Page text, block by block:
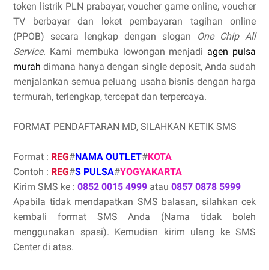
token listrik PLN prabayar, voucher game online, voucher
TV berbayar dan loket pembayaran tagihan online
(PPOB) secara lengkap dengan slogan
One Chip All
Service. Kami membuka lowongan menjadi agen pulsa
murah dimana hanya dengan single deposit, Anda sudah
menjalankan semua peluang usaha bisnis dengan harga
termurah, terlengkap, tercepat dan terpercaya.
FORMAT PENDAFTARAN MD, SILAHKAN KETIK SMS
Format : REG#NAMA OUTLET#KOTA
Contoh : REG#S PULSA#YOGYAKARTA
Kirim SMS ke : 0852 0015 4999 atau 0857 0878 5999
Apabila tidak mendapatkan SMS balasan, silahkan cek
kembali format SMS Anda (Nama tidak boleh
menggunakan spasi). Kemudian kirim ulang ke SMS
Center di atas.